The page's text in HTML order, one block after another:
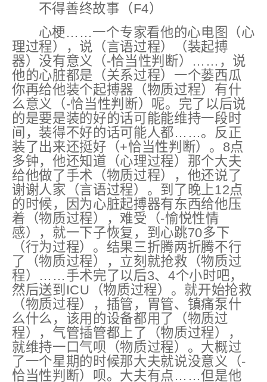
不得善终故事（F4）
心梗……一个专家看他的心电图（心
理过程），说（言语过程）（装起搏
器）没有意义
（-恰当性判断）
……，说
他的心脏都是（关系过程）一个蒌西瓜
你再给他装个起搏器（物质过程） 有什
么意义
（-恰当性判断） 呢。完了以后说
的是要是装的好的话可能能维持一段时
间，装得不好的话可能人都……。反正
装了出来还挺好 （+恰当性判断） 。8点
多钟，他还知道（心理过程）那个大夫
给他做了手术（物质过程），他还说了
谢谢人家（言语过程）。到了晚上12点
的时候，因为心脏起搏器有东西给他压
着（物质过程）， 难受 （-愉悦性情
感）
，就一下子恢复，到心跳70多下
（行为过程）。结果三折腾两折腾不行
了（物质过程），立刻就抢救（物质过
程）……手术完了以后3、4个小时吧，
然后送到ICU（物质过程）。就开始抢救
（物质过程），插管，胃管、镇痛泵什
么什么，该用的设备都用了（物质过
程），气管插管都上了（物质过程），
就维持一口气呗（物质过程）。大概过
了一个星期的时候那大夫就说没意义
（-
恰当性判断） 呗。大夫有点……但是他